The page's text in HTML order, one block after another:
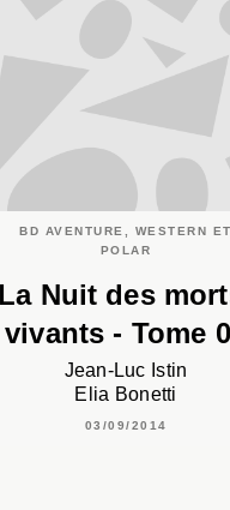
BD AVENTURE, WESTERN ET
POLAR
La Nuit des
vivants - Tome
Jean-Luc Istin
Elia Bonetti
03/09/2014